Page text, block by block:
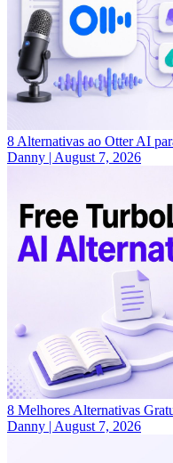
8 Alternativas ao Otter AI
Danny | August 7, 2026
8 Melhores Alternativas
Danny | August 7, 2026